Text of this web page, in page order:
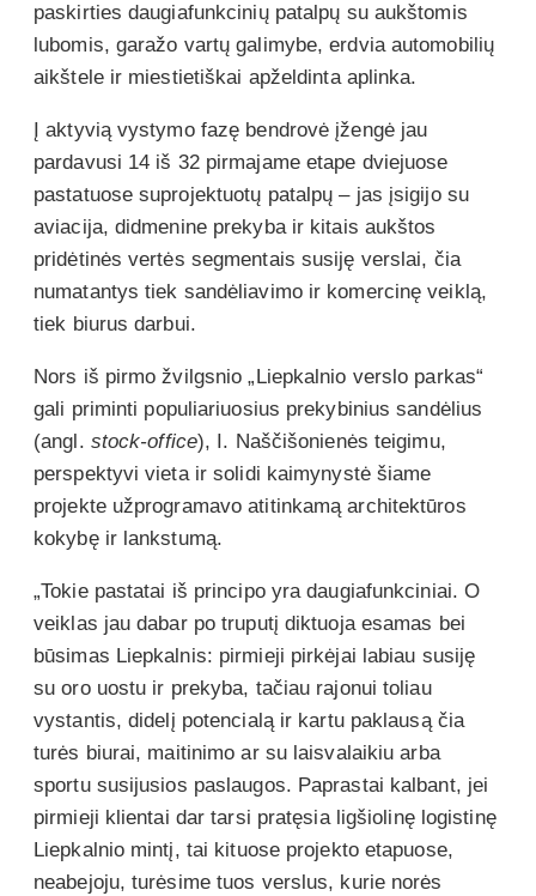
paskirties daugiafunkcinių patalpų su aukštomis
lubomis, garažo vartų galimybe, erdvia automobilių
aikštele ir miestietiškai apželdinta aplinka.
Į aktyvią vystymo fazę bendrovė įžengė jau
pardavusi 14 iš 32 pirmajame etape dviejuose
pastatuose suprojektuotų patalpų – jas įsigijo su
aviacija, didmenine prekyba ir kitais aukštos
pridėtinės vertės segmentais susiję verslai, čia
numatantys tiek sandėliavimo ir komercinę veiklą,
tiek biurus darbui.
Nors iš pirmo žvilgsnio „Liepkalnio verslo parkas“
gali priminti populiariuosius prekybinius sandėlius
(angl. stock-office), I. Naščišonienės teigimu,
perspektyvi vieta ir solidi kaimynystė šiame
projekte užprogramavo atitinkamą architektūros
kokybę ir lankstumą.
„Tokie pastatai iš principo yra daugiafunkciniai. O
veiklas jau dabar po truputį diktuoja esamas bei
būsimas Liepkalnis: pirmieji pirkėjai labiau susiję
su oro uostu ir prekyba, tačiau rajonui toliau
vystantis, didelį potencialą ir kartu paklausą čia
turės biurai, maitinimo ar su laisvalaikiu arba
sportu susijusios paslaugos. Paprastai kalbant, jei
pirmieji klientai dar tarsi pratęsia ligšiolinę logistinę
Liepkalnio mintį, tai kituose projekto etapuose,
neabejoju, turėsime tuos verslus, kurie norės